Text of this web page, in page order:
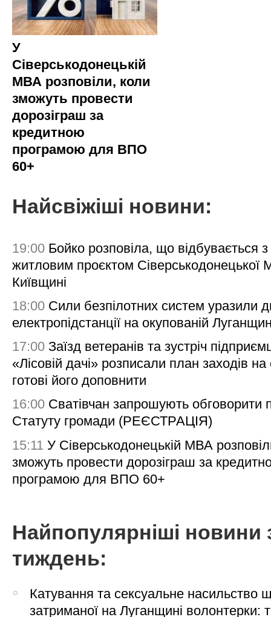
У
Сіверськодонецькій
МВА розповіли, коли
зможуть провести
дорозіграш за
кредитною
програмою для ВПО
60+
Найсвіжіші новини:
19:00 Бойко розповіла, що відбувається з
житловим проєктом Сіверськодонецької
Київщині
18:00 Сили безпілотних систем уразили
електропідстанції на окупованій
17:00 Заїзд ветеранів та зустріч
«Лісовій дачі» розписали план заходів на
готові його доповнити
16:00 Сватівчан запрошують обговорити
Статуту громади (РЕЄСТРАЦІЯ)
15:11 У Сіверськодонецькій МВА
зможуть провести дорозіграш за
програмою для ВПО 60+
Найпопулярніші новини
тиждень:
Катування та сексуальне насильство
затриманої на Луганщині волонтерки: